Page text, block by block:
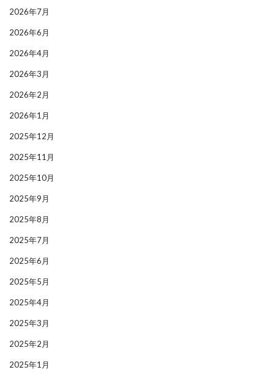
2026年7月
2026年6月
2026年4月
2026年3月
2026年2月
2026年1月
2025年12月
2025年11月
2025年10月
2025年9月
2025年8月
2025年7月
2025年6月
2025年5月
2025年4月
2025年3月
2025年2月
2025年1月